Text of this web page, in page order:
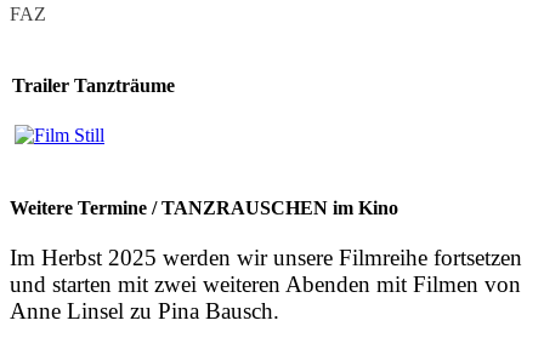
FAZ
Trailer Tanzträume
Weitere Termine / TANZRAUSCHEN im Kino
Im Herbst 2025 werden wir unsere Filmreihe fortsetzen
und starten mit zwei weiteren Abenden mit Filmen von
Anne Linsel zu Pina Bausch.